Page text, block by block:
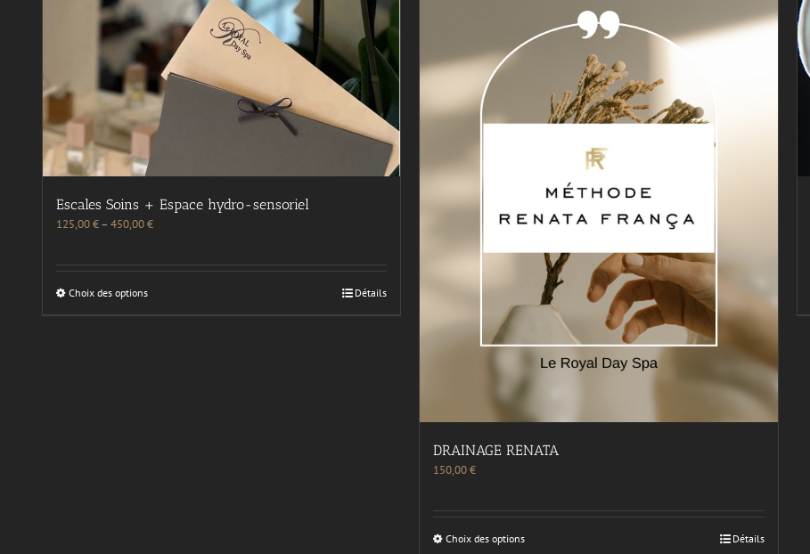
Escales Soins + Espace hydro-sensoriel
125,00€– 450,00€
Choix des options Détails
DRAINAGE RENATA
150,00€
Choix des options Détails